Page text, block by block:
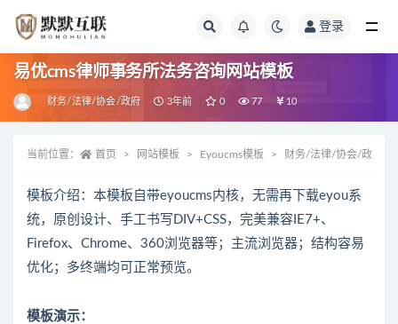
登录
易优cms律师事务所法务咨询网站模板
财务/法律/协会/政府 3年前 0 77 10
当前位置： 首页 网站模板 Eyoucms模板 财务/法律/协会/政府
模板介绍：本模板自带eyoucms内核，无需再下载eyou系
统，原创设计、手工书写DIV+CSS，完美兼容IE7+、
Firefox、Chrome、360浏览器等；主流浏览器；结构容易
优化；多终端均可正常预览。
模板演示：